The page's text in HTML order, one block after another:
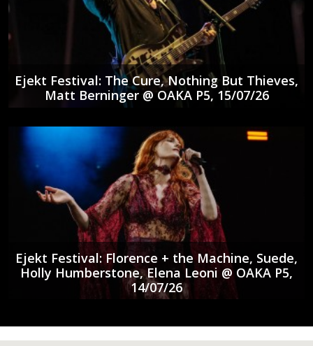
Ejekt Festival: The Cure, Nothing But Thieves,
Matt Berninger @ ΟΑΚΑ P5, 15/07/26
Ejekt Festival: Florence + the Machine, Suede,
Holly Humberstone, Elena Leoni @ ΟΑΚΑ P5,
14/07/26